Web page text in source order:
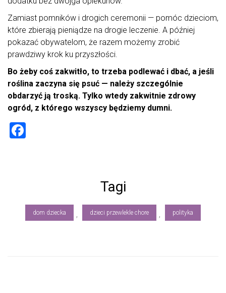
Zamiast pomników i drogich ceremonii — pomóc dzieciom,
które zbierają pieniądze na drogie leczenie. A później
pokazać obywatelom, że razem możemy zrobić
prawdziwy krok ku przyszłości.
Bo żeby coś zakwitło, to trzeba podlewać i dbać, a jeśli
roślina zaczyna się psuć — należy szczególnie
obdarzyć ją troską. Tylko wtedy zakwitnie zdrowy
ogród, z którego wszyscy będziemy dumni.
ok
Tagi
dom dziecka , dzieci przewlekle chore , polityka